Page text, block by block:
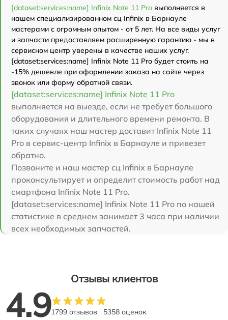
[dataset:services:name] Infinix Note 11 Pro выполняется в
нашем специализированном сц Infinix в Барнауле
мастерами с огромным опытом - от 5 лет. На все виды услуг
и запчасти предоставляем расширенную гарантию - мы в
сервисном центр уверены в качестве наших услуг.
[dataset:services:name] Infinix Note 11 Pro будет стоить на
-15% дешевле при оформлении заказа на сайте через
звонок или форму обратной связи.
[dataset:services:name] Infinix Note 11 Pro
выполняется на выезде, если не требует большого
оборудования и длительного времени ремонта. В
таких случаях наш мастер доставит Infinix Note 11
Pro в сервис-центр Infinix в Барнауле и привезет
обратно.
Позвоните и наш мастер сц Infinix в Барнауле
проконсультирует и определит стоимость работ над
смартфона Infinix Note 11 Pro.
[dataset:services:name] Infinix Note 11 Pro по нашей
статистике в среднем занимает 3 часа при наличии
всех необходимых запчастей.
Отзывы клиентов
4.91799 отзывов 5358 оценок